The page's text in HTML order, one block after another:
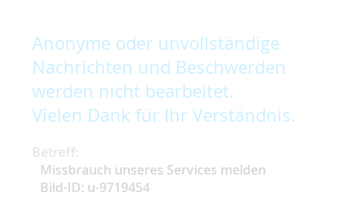
Anonyme oder unvollständige
Nachrichten und Beschwerden
werden nicht bearbeitet.
Vielen Dank für Ihr Verständnis.
Betreff:
Missbrauch unseres Services melden
Bild-ID: u-9719454